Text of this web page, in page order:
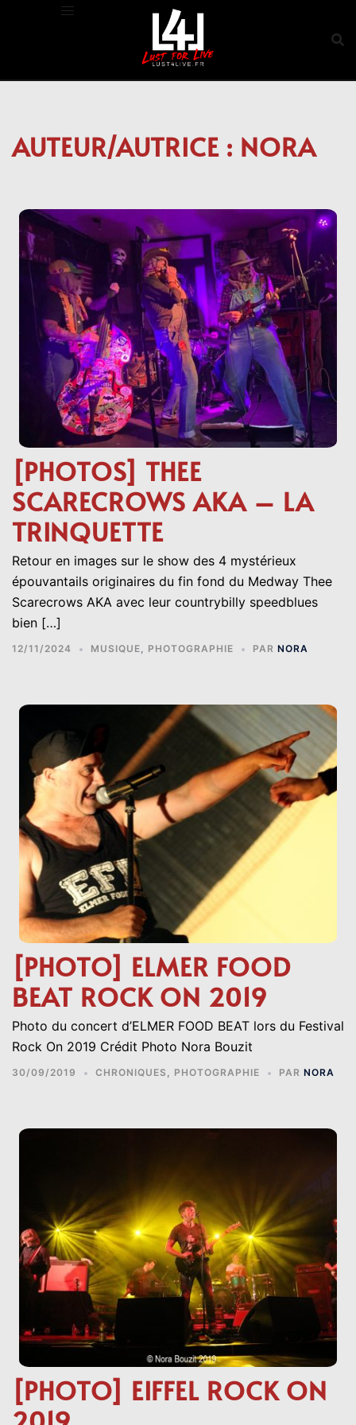
AUTEUR/AUTRICE : NORA
[PHOTOS] THEE
SCARECROWS AKA – LA
TRINQUETTE
Retour en images sur le show des 4 mystérieux
épouvantails originaires du fin fond du Medway Thee
Scarecrows AKA avec leur countrybilly speedblues
bien […]
12/11/2024 MUSIQUE, PHOTOGRAPHIE PAR NORA
[PHOTO] ELMER FOOD
BEAT ROCK ON 2019
Photo du concert d’ELMER FOOD BEAT lors du Festival
Rock On 2019 Crédit Photo Nora Bouzit
30/09/2019 CHRONIQUES , PHOTOGRAPHIE PAR NORA
[PHOTO] EIFFEL ROCK ON